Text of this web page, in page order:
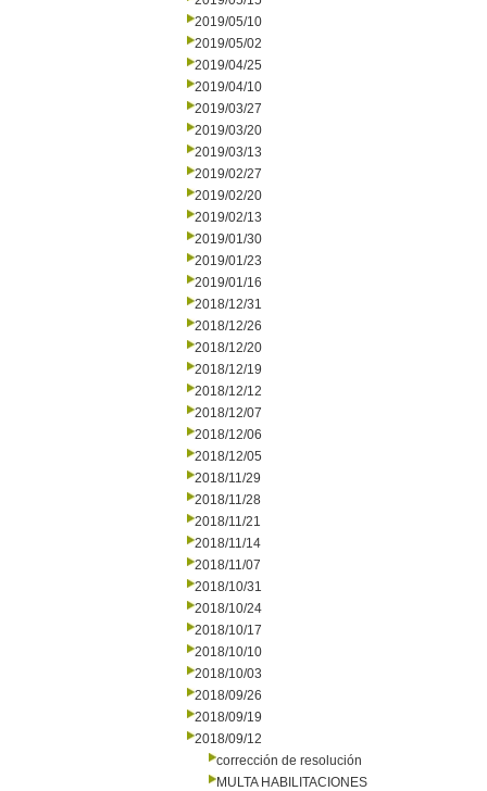
2019/05/10
2019/05/02
2019/04/25
2019/04/10
2019/03/27
2019/03/20
2019/03/13
2019/02/27
2019/02/20
2019/02/13
2019/01/30
2019/01/23
2019/01/16
2018/12/31
2018/12/26
2018/12/20
2018/12/19
2018/12/12
2018/12/07
2018/12/06
2018/12/05
2018/11/29
2018/11/28
2018/11/21
2018/11/14
2018/11/07
2018/10/31
2018/10/24
2018/10/17
2018/10/10
2018/10/03
2018/09/26
2018/09/19
2018/09/12
corrección de resolución
MULTA HABILITACIONES